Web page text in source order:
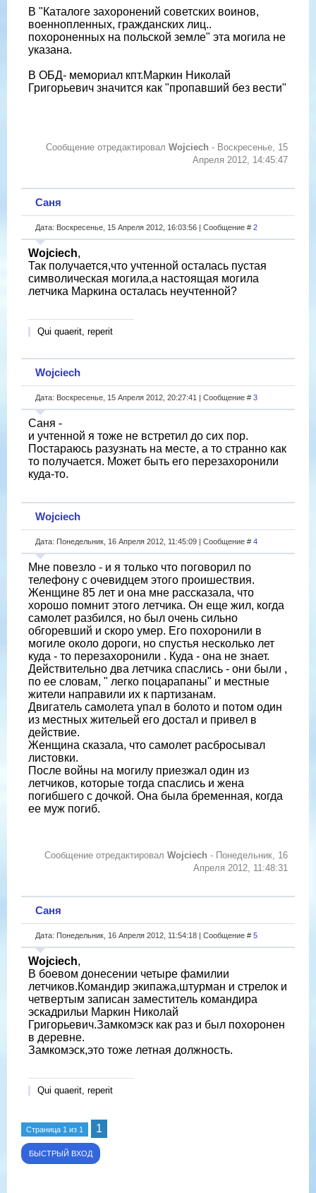
В "Каталоге захоронений советских воинов,
военнопленных, гражданских лиц..
похороненных на польской земле" эта могила не
указана.
В ОБД- мемориал кпт.Маркин Николай
Григорьевич значится как "пропавший без вести"
Сообщение отредактировал Wojciech - Воскресенье, 15
Апреля 2012, 14:45:47
Саня
Дата: Воскресенье, 15 Апреля 2012, 16:03:56 | Сообщение # 2
Wojciech,
Так получается,что учтенной осталась пустая
символическая могила,а настоящая могила
летчика Маркина осталась неучтенной?
Qui quaerit, reperit
Wojciech
Дата: Воскресенье, 15 Апреля 2012, 20:27:41 | Сообщение # 3
Саня -
и учтенной я тоже не встретил до сих пор.
Постараюсь разузнать на месте, а то странно как
то получается. Может быть его перезахоронили
куда-то.
Wojciech
Дата: Понедельник, 16 Апреля 2012, 11:45:09 | Сообщение # 4
Мне повезло - и я только что поговорил по
телефону с очевидцем этого проишествия.
Женщине 85 лет и она мне рассказала, что
хорошо помнит этого летчика. Он еще жил, когда
самолет разбился, но был очень сильно
обгоревший и скоро умер. Его похоронили в
могиле около дороги, но спустья несколько лет
куда - то перезахоронили . Куда - она не знает.
Действительно два летчика спаслись - они были ,
по ее словам, " легко поцарапаны" и местные
жители направили их к партизанам.
Двигатель самолета упал в болото и потом один
из местных жительей его достал и привел в
действие.
Женщина сказала, что самолет расбросывал
листовки.
После войны на могилу приезжал один из
летчиков, которые тогда спаслись и жена
погибшего с дочкой. Она была бременная, когда
ее муж погиб.
Сообщение отредактировал Wojciech - Понедельник, 16
Апреля 2012, 11:48:31
Саня
Дата: Понедельник, 16 Апреля 2012, 11:54:18 | Сообщение # 5
Wojciech,
В боевом донесении четыре фамилии
летчиков.Командир экипажа,штурман и стрелок и
четвертым записан заместитель командира
эскадрильи Маркин Николай
Григорьевич.Замкомэск как раз и был похоронен
в деревне.
Замкомэск,это тоже летная должность.
Qui quaerit, reperit
Страница 1 из 1 1